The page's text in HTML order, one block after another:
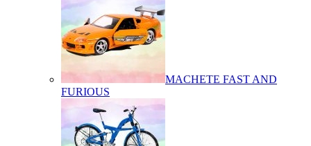
MACHETE FAST AND
FURIOUS